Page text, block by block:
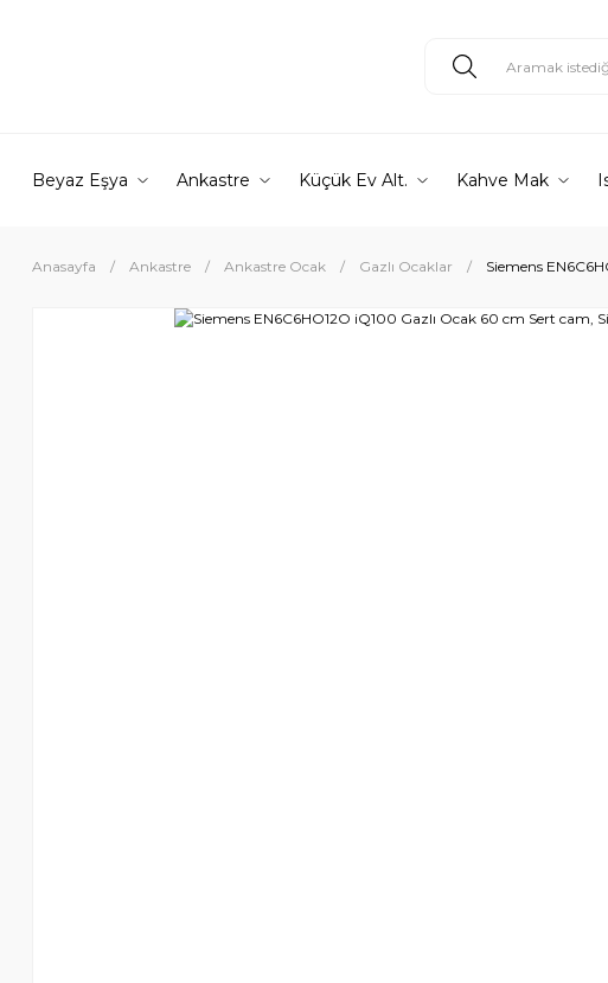
Beyaz Eşya Ankastre Küçük Ev Alt. Kahve Mak
Anasayfa Ankastre Ankastre Ocak Gazlı Ocaklar Siemens